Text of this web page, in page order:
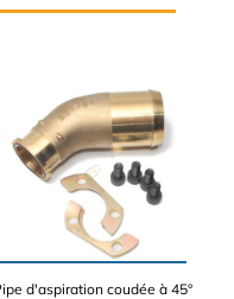
d'aspiration coudée à 45°